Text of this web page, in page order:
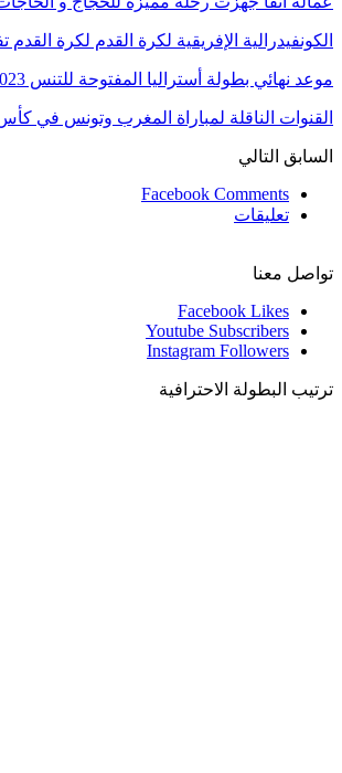
الكونفيدرالية الإفريقية لكرة القدم لكرة
موعد نهائي بطولة أستراليا المفتوحة للتنس 2023 بين ديوكوفيتش وتسيتسيباس
القنوات الناقلة لمباراة المغرب وتونس في كأس
السابق التالي
Facebook Comments
تعليقات
تواصل معنا
Facebook Likes
Youtube Subscribers
Instagram Followers
ترتيب البطولة الاحترافية